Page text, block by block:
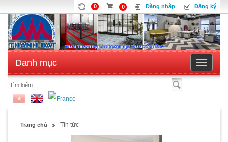
0 0 Đăng nhập Đăng ký
Toggle
Danh mục
Trang chủ Tin tức